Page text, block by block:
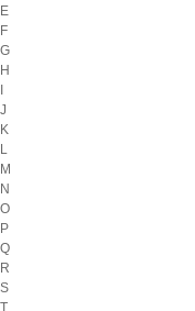
E
F
G
H
J
K
L
M
N
O
P
Q
R
S
T